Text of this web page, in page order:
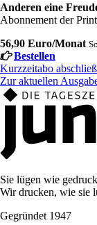
Anderen eine
Abonnement der
56,90 Euro/Monat
Bestellen
Kurzzeitabo
Zur aktuellen
Sie lügen wie
Wir drucken, wie sie
Gegründet 1947